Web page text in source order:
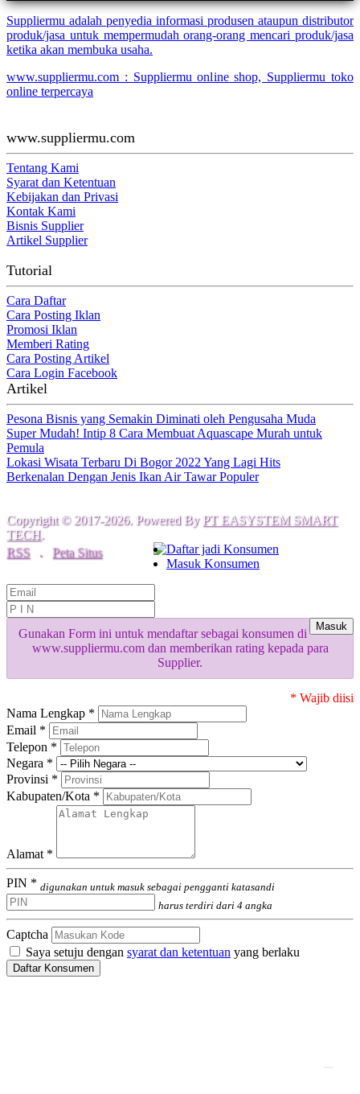
Suppliermu adalah penyedia informasi produsen ataupun distributor
produk/jasa untuk mempermudah orang-orang mencari produk/jasa
ketika akan membuka usaha.
www.suppliermu.com : Suppliermu online shop, Suppliermu toko
online terpercaya
www.suppliermu.com
Tentang Kami
Syarat dan Ketentuan
Kebijakan dan Privasi
Kontak Kami
Bisnis Supplier
Artikel Supplier
Tutorial
Cara Daftar
Cara Posting Iklan
Promosi Iklan
Memberi Rating
Cara Posting Artikel
Cara Login Facebook
Artikel
Pesona Bisnis yang Semakin Diminati oleh Pengusaha Muda
Super Mudah! Intip 8 Cara Membuat Aquascape Murah untuk
Pemula
Lokasi Wisata Terbaru Di Bogor 2022 Yang Lagi Hits
Berkenalan Dengan Jenis Ikan Air Tawar Populer
Copyright © 2017-2026. Powered By PT EASYSTEM SMART
TECH.
RSS
. Peta Situs
Daftar jadi Konsumen
Masuk Konsumen
Masuk
Gunakan Form ini untuk mendaftar sebagai konsumen di
www.suppliermu.com dan memberikan rating kepada para
Supplier.
* Wajib diisi
Nama Lengkap *
Email *
Telepon *
Negara *
Provinsi *
Kabupaten/Kota *
Alamat *
PIN * digunakan untuk masuk sebagai pengganti katasandi
harus terdiri dari 4 angka
Captcha
Saya setuju dengan syarat dan ketentuan yang berlaku
Daftar Konsumen